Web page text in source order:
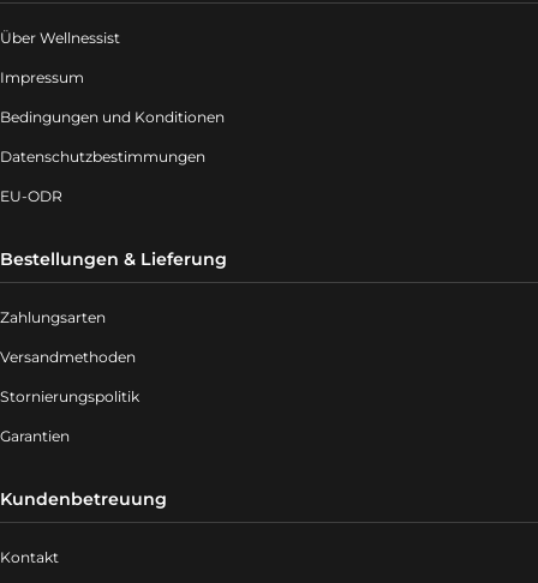
Über Wellnessist
Impressum
Bedingungen und Konditionen
Datenschutzbestimmungen
EU-ODR
Bestellungen & Lieferung
Zahlungsarten
Versandmethoden
Stornierungspolitik
Garantien
Kundenbetreuung
Kontakt